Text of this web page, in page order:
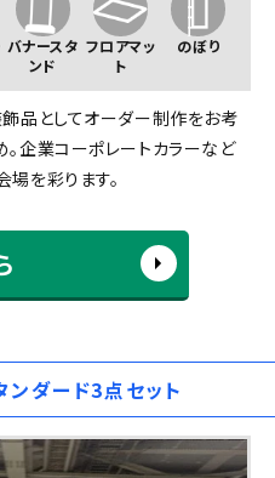
バナースタ
ンド
フロアマッ
ト
のぼり
品としてオーダー制作をお考
企業コーポレートカラーなど
を彩ります。
ダード3点セット